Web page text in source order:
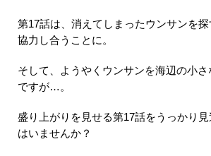
第17話は、消えてしまったウンサンを
協力し合うことに。
そして、ようやくウンサンを海辺の小
ですが…。
盛り上がりを見せる第17話をうっかり
はいませんか？